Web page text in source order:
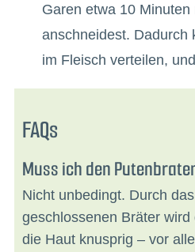
Garen etwa 10
anschneidest. Dadurch
im Fleisch verteilen,
FAQs
Muss ich den
Nicht unbedingt. Durch
geschlossenen Bräter
die Haut knusprig – vor